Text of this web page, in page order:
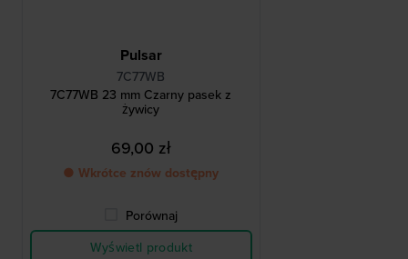
Pulsar
7C77WB
7C77WB 23 mm Czarny pasek z
żywicy
69,00 zł
● Wkrótce znów dostępny
Porównaj
Wyświetl produkt